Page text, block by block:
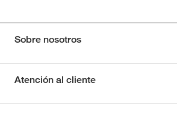
Sobre nosotros
Atención al cliente